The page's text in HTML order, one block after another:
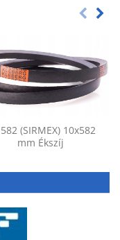
(SIRMEX) 10x582
mm Ékszíj